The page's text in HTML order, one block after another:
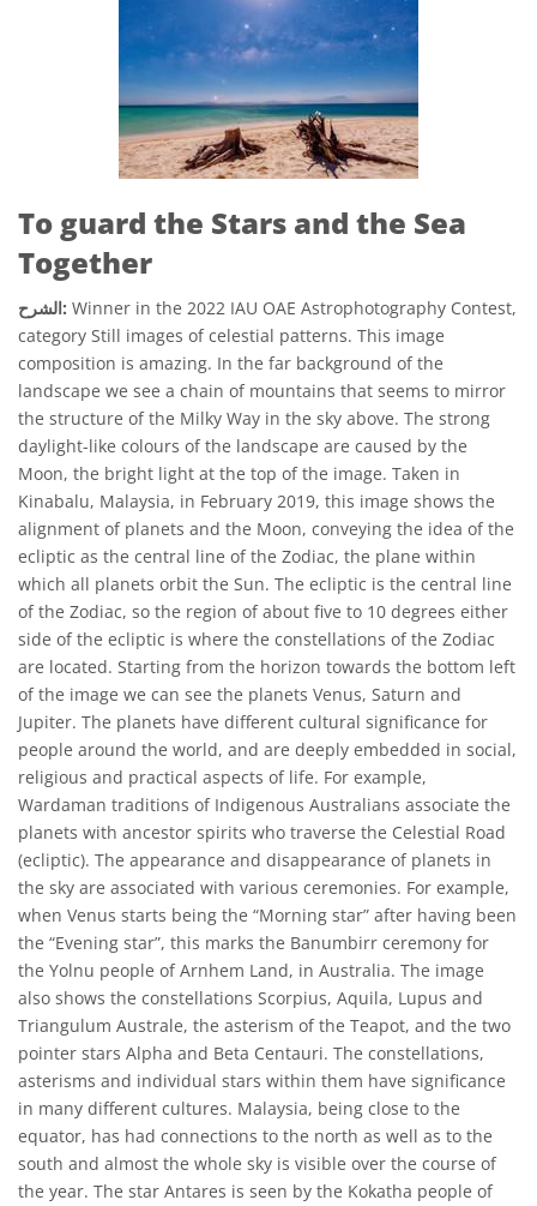
To guard the Stars and the Sea
Together
الشرح: Winner in the 2022 IAU OAE Astrophotography Contest,
category Still images of celestial patterns. This image
composition is amazing. In the far background of the
landscape we see a chain of mountains that seems to mirror
the structure of the Milky Way in the sky above. The strong
daylight-like colours of the landscape are caused by the
Moon, the bright light at the top of the image. Taken in
Kinabalu, Malaysia, in February 2019, this image shows the
alignment of planets and the Moon, conveying the idea of the
ecliptic as the central line of the Zodiac, the plane within
which all planets orbit the Sun. The ecliptic is the central line
of the Zodiac, so the region of about five to 10 degrees either
side of the ecliptic is where the constellations of the Zodiac
are located. Starting from the horizon towards the bottom left
of the image we can see the planets Venus, Saturn and
Jupiter. The planets have different cultural significance for
people around the world, and are deeply embedded in social,
religious and practical aspects of life. For example,
Wardaman traditions of Indigenous Australians associate the
planets with ancestor spirits who traverse the Celestial Road
(ecliptic). The appearance and disappearance of planets in
the sky are associated with various ceremonies. For example,
when Venus starts being the “Morning star” after having been
the “Evening star”, this marks the Banumbirr ceremony for
the Yolnu people of Arnhem Land, in Australia. The image
also shows the constellations Scorpius, Aquila, Lupus and
Triangulum Australe, the asterism of the Teapot, and the two
pointer stars Alpha and Beta Centauri. The constellations,
asterisms and individual stars within them have significance
in many different cultures. Malaysia, being close to the
equator, has had connections to the north as well as to the
south and almost the whole sky is visible over the course of
the year. The star Antares is seen by the Kokatha people of